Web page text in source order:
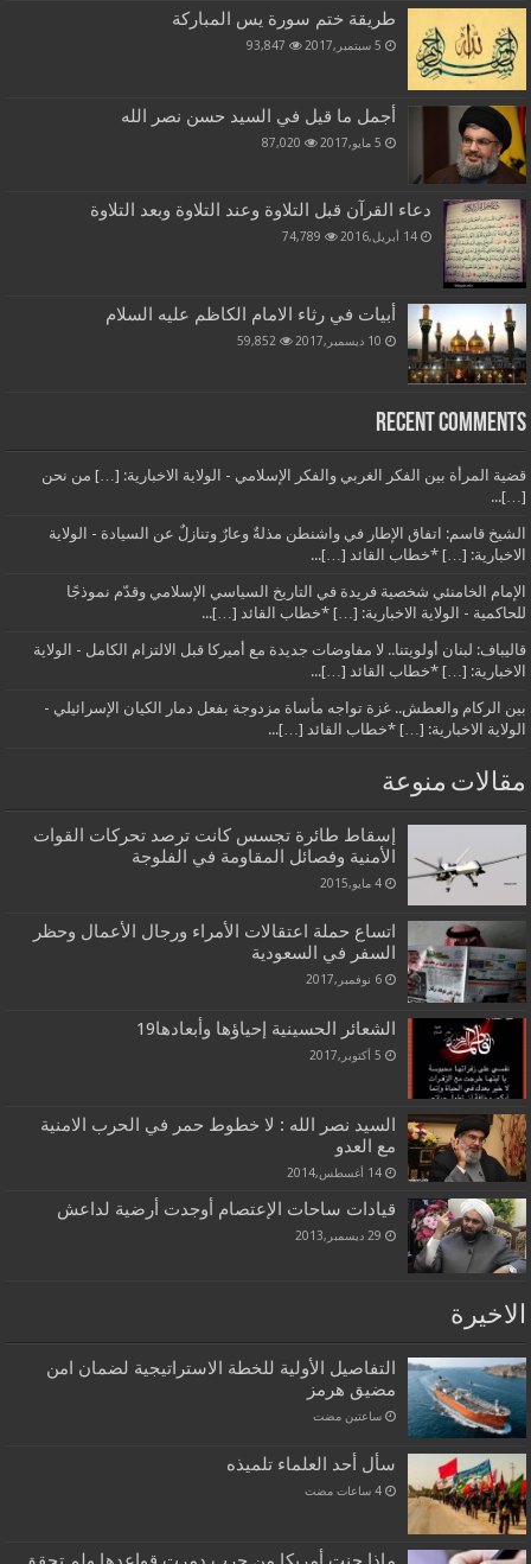
طريقة ختم سورة يس المباركة
5 سبتمبر,2017 93,847
أجمل ما قيل في السيد حسن نصر الله
5 مايو,2017 87,020
دعاء القرآن قبل التلاوة وعند التلاوة وبعد التلاوة
14 أبريل,2016 74,789
أبيات في رثاء الامام الكاظم عليه السلام
10 ديسمبر,2017 59,852
Recent Comments
قضية المرأة بين الفكر الغربي والفكر الإسلامي - الولاية الاخبارية: […] من نحن
[…]...
الشيخ قاسم: اتفاق الإطار في واشنطن مذلةٌ وعارٌ وتنازلٌ عن السيادة - الولاية
الاخبارية: […] *خطاب القائد […]...
الإمام الخامنئي شخصية فريدة في التاريخ السياسي الإسلامي وقدّم نموذجًا
للحاكمية - الولاية الاخبارية: […] *خطاب القائد […]...
قاليباف: لبنان أولويتنا.. لا مفاوضات جديدة مع أميركا قبل الالتزام الكامل - الولاية
الاخبارية: […] *خطاب القائد […]...
بين الركام والعطش.. غزة تواجه مأساة مزدوجة بفعل دمار الكيان الإسرائيلي -
الولاية الاخبارية: […] *خطاب القائد […]...
مقالات منوعة
إسقاط طائرة تجسس كانت ترصد تحركات القوات
الأمنية وفصائل المقاومة في الفلوجة
4 مايو,2015
اتساع حملة اعتقالات الأمراء ورجال الأعمال وحظر
السفر في السعودية
6 نوفمبر,2017
الشعائر الحسينية إحياؤها وأبعادها19
5 أكتوبر,2017
السيد نصر الله : لا خطوط حمر في الحرب الامنية
مع العدو
14 أغسطس,2014
قيادات ساحات الإعتصام أوجدت أرضية لداعش
29 ديسمبر,2013
الاخيرة
التفاصيل الأولية للخطة الاستراتيجية لضمان امن
مضيق هرمز
‏ساعتين مضت
سأل أحد العلماء تلميذه
‏4 ساعات مضت